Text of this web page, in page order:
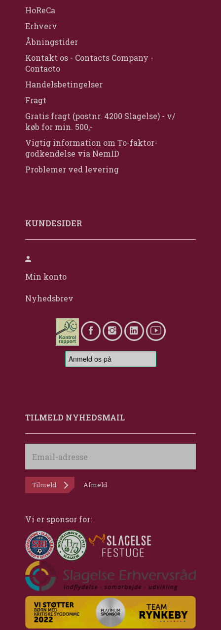
HoReCa
Erhverv
Åbningstider
Kontakt os - Contacts Company -
Contacto
Handelsbetingelser
Fragt
Gratis fragt (postnr. 4200 Slagelse) - v/
køb for min. 500,-
Vigtig information om To-faktor-
godkendelse via NemID
Problemer ved levering
KUNDESIDER
Min konto
Nyhedsbrev
TILMELD NYHEDSMAIL
adresse
Tilmeld Afmeld
Vi er sponsor for: